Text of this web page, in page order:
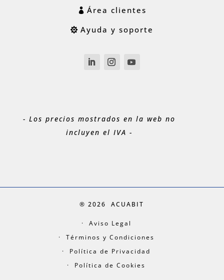
Área clientes
Ayuda y soporte
- Los precios mostrados en la web no
incluyen el IVA -
® 2026ACUABIT
Aviso Legal
Términos y Condiciones
Política de Privacidad
Política de Cookies